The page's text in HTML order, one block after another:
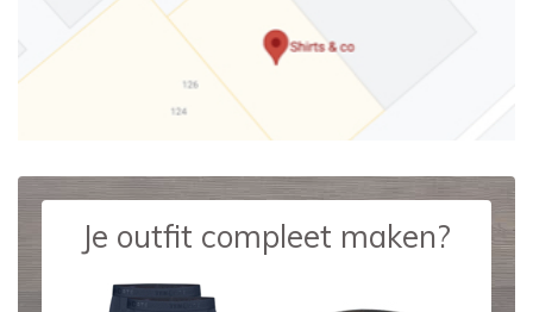
Je outfit compleet maken?